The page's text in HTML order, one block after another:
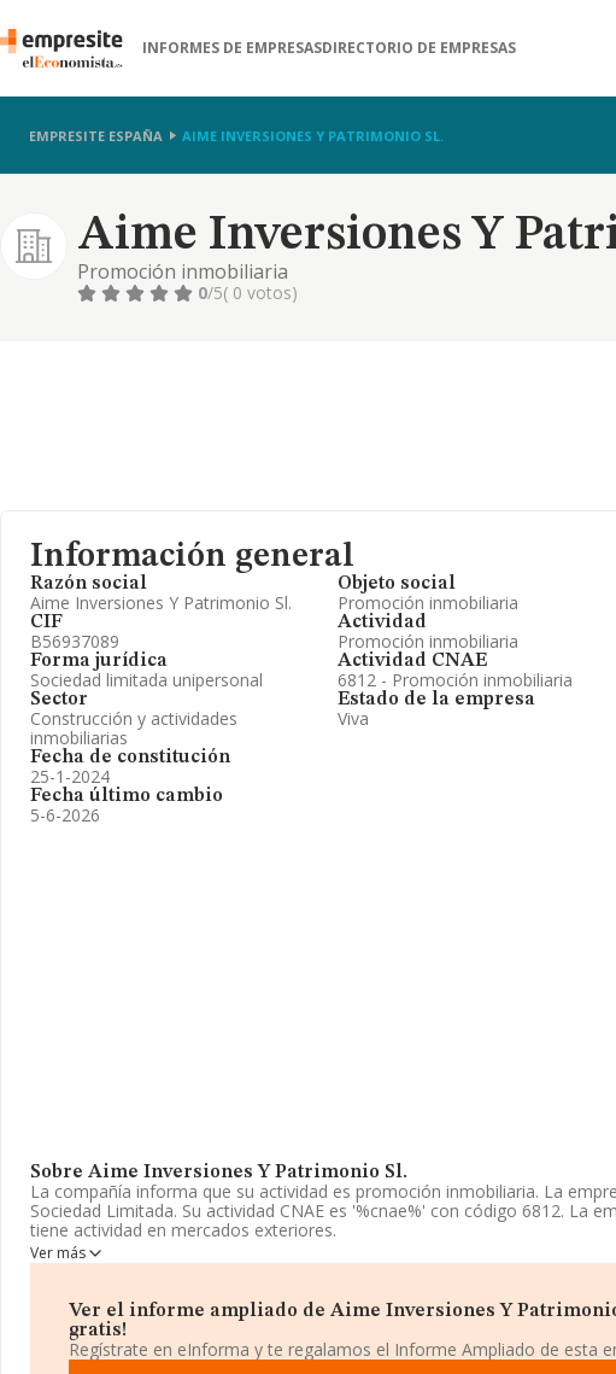
INFORMES DE EMPRESASDIRECTORIO DE EMPRESAS
EMPRESITE ESPAÑA AIME INVERSIONES Y PATRIMONIO SL.
Aime Inversiones Y
Promoción inmobiliaria
0/5( 0 votos)
Información general
Razón social
Aime Inversiones Y Patrimonio Sl.
CIF
B56937089
Forma jurídica
Sociedad limitada unipersonal
Sector
Construcción y actividades
inmobiliarias
Fecha de constitución
25-1-2024
Fecha último cambio
5-6-2026
Objeto social
Promoción inmobiliaria
Actividad
Promoción inmobiliaria
Actividad CNAE
6812 - Promoción inmobiliaria
Estado de la empresa
Viva
Sobre Aime Inversiones Y Patrimonio Sl.
La compañía informa que su actividad es promoción inmobiliaria. La
Sociedad Limitada. Su actividad CNAE es '%cnae%' con código 6812. La
tiene actividad en mercados exteriores.
La sociedad españolaAime Inversiones y Patrimonio S.L, B56937089,
Madrid.
Con los datos a disposición de INFORMA sobre 231.218 empresas
sector, a nivel nacional la facturación asciende a 29.817 millones de euros
Ver más
Ver el informe ampliado de Aime Inversiones Y Patrimonio
gratis!
Regístrate en eInforma y te regalamos el Informe Ampliado de esta